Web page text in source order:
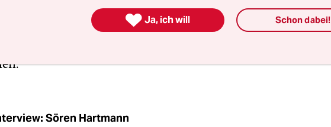
pro Gast aber so deutlich – in einigen Bereichen um bis zu
– gestiegen ist, liegt auch daran, dass sich viele Menschen
Sören Hartmann
 Ja, ich will Schon dabei!